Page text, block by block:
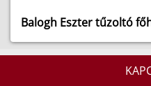
Balogh Eszter tűzoltó